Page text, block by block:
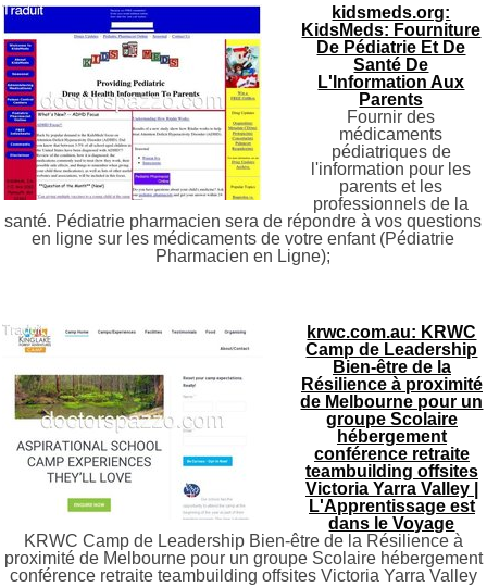
kidsmeds.org:
KidsMeds: Fourniture
De Pédiatrie Et De
Santé De
L'Information Aux
Parents
Fournir des
médicaments
pédiatriques de
l'information pour les
parents et les
professionnels de la
santé. Pédiatrie pharmacien sera de répondre à vos questions
en ligne sur les médicaments de votre enfant (Pédiatrie
Pharmacien en Ligne);
krwc.com.au: KRWC
Camp de Leadership
Bien-être de la
Résilience à proximité
de Melbourne pour un
groupe Scolaire
hébergement
conférence retraite
teambuilding offsites
Victoria Yarra Valley |
L'Apprentissage est
dans le Voyage
KRWC Camp de Leadership Bien-être de la Résilience à
proximité de Melbourne pour un groupe Scolaire hébergement
conférence retraite teambuilding offsites Victoria Yarra Valley